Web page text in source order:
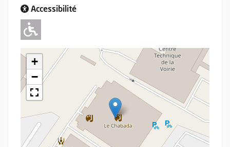
Accessibilité
Adapté pour l'handicap Moteur
+
−